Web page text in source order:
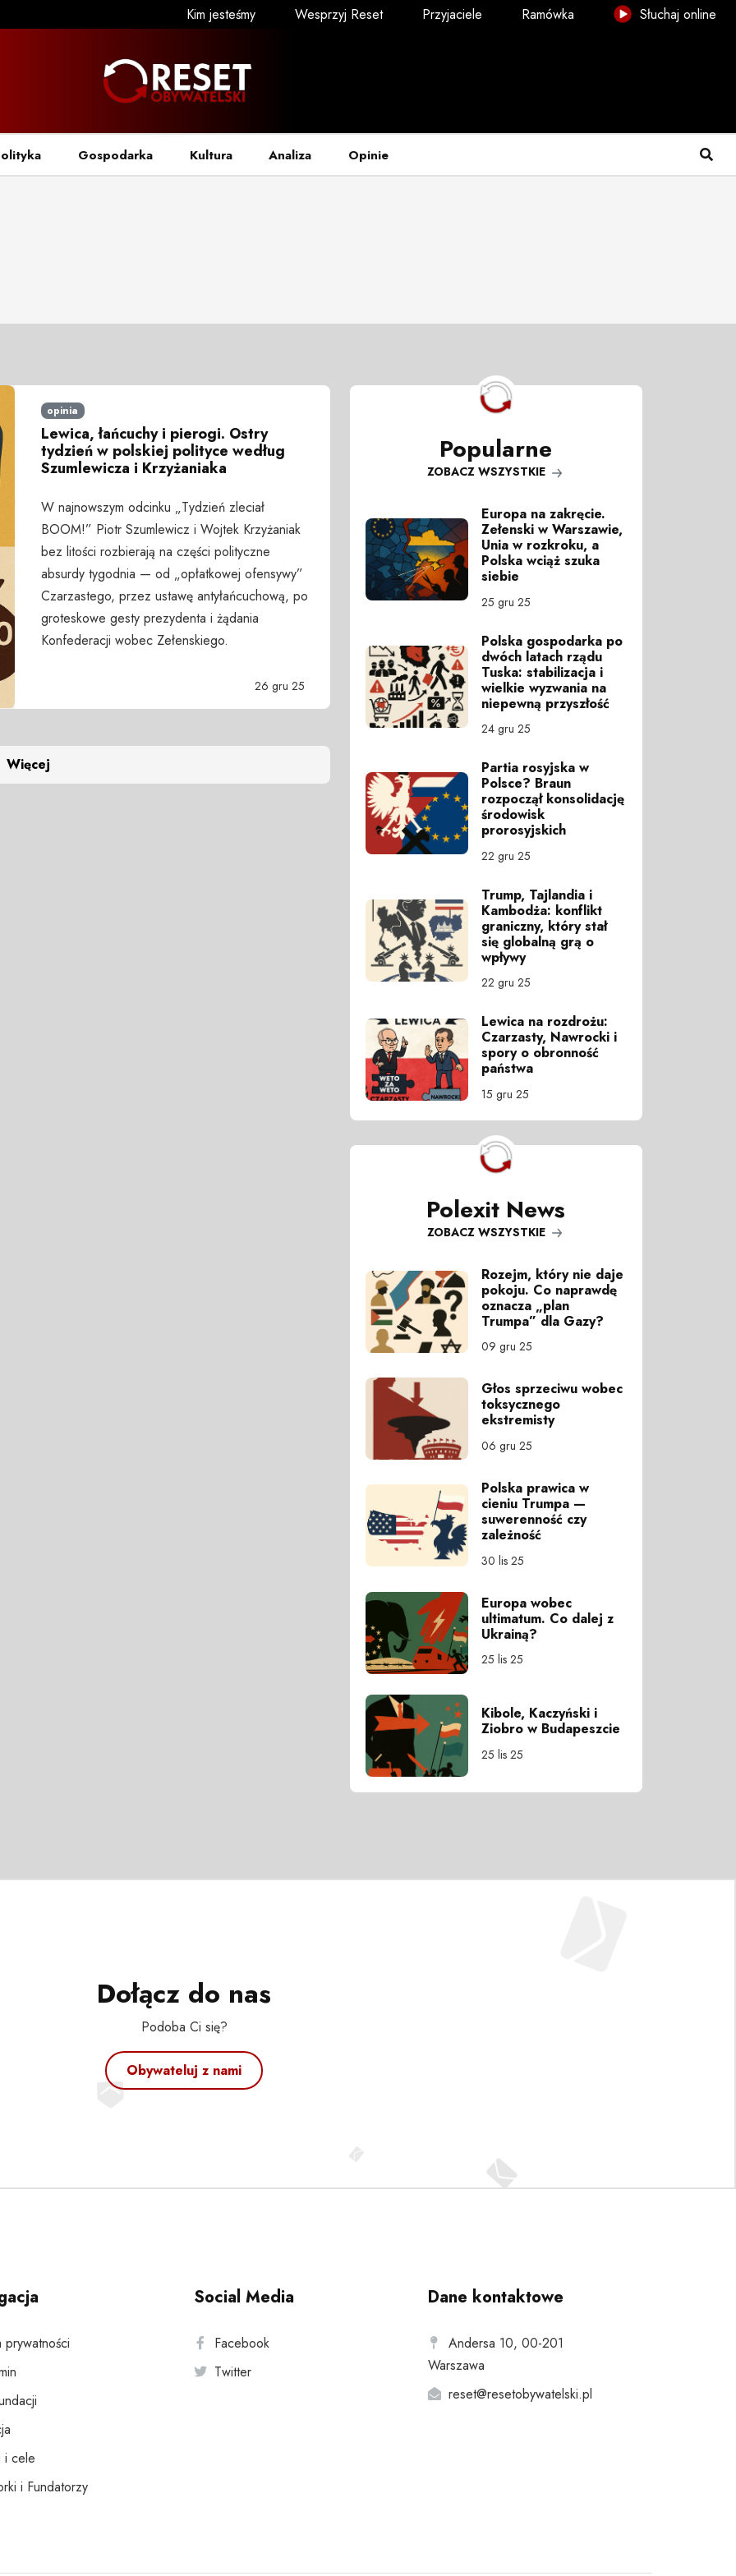
Kim jesteśmy Wesprzyj Reset Przyjaciele Ramówka Słuchaj online
Gospodarka Kultura Analiza Opinie
opinia
Lewica, łańcuchy i pierogi. Ostry
tydzień w polskiej polityce według
Szumlewicza i Krzyżaniaka
W najnowszym odcinku „Tydzień zleciał
BOOM!” Piotr Szumlewicz i Wojtek Krzyżaniak
bez litości rozbierają na części polityczne
absurdy tygodnia — od „opłatkowej ofensywy”
Czarzastego, przez ustawę antyłańcuchową, po
groteskowe gesty prezydenta i żądania
Konfederacji wobec Zełenskiego.
26 gru 25
Więcej
Popularne
ZOBACZ WSZYSTKIE
Europa na zakręcie.
Zełenski w Warszawie,
Unia w rozkroku, a
Polska wciąż szuka
siebie
25 gru 25
Polska gospodarka po
dwóch latach rządu
Tuska: stabilizacja i
wielkie wyzwania na
niepewną przyszłość
24 gru 25
Partia rosyjska w
Polsce? Braun
rozpoczął konsolidację
środowisk
prorosyjskich
22 gru 25
Trump, Tajlandia i
Kambodża: konflikt
graniczny, który stał
się globalną grą o
wpływy
22 gru 25
Lewica na rozdrożu:
Czarzasty, Nawrocki i
spory o obronność
państwa
15 gru 25
Polexit News
ZOBACZ WSZYSTKIE
Rozejm, który nie daje
pokoju. Co naprawdę
oznacza „plan
Trumpa” dla Gazy?
09 gru 25
Głos sprzeciwu wobec
toksycznego
ekstremisty
06 gru 25
Polska prawica w
cieniu Trumpa —
suwerenność czy
zależność
30 lis 25
Europa wobec
ultimatum. Co dalej z
Ukrainą?
25 lis 25
Kibole, Kaczyński i
Ziobro w Budapeszcie
25 lis 25
Dołącz do nas
Podoba Ci się?
Obywateluj z nami
prywatności
i cele
i Fundatorzy
Social Media
Facebook
Twitter
Dane kontaktowe
Andersa 10, 00-201
Warszawa
reset@resetobywatelski.pl